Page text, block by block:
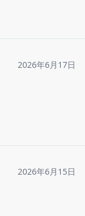
2026年6月17日
2026年6月15日